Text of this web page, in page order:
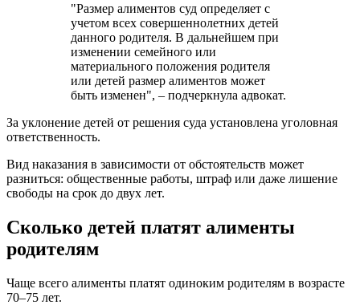
"Размер алиментов суд определяет с
учетом всех совершеннолетних детей
данного родителя. В дальнейшем при
изменении семейного или
материального положения родителя
или детей размер алиментов может
быть изменен", – подчеркнула адвокат.
За уклонение детей от решения суда установлена уголовная
ответственность.
Вид наказания в зависимости от обстоятельств может
разниться: общественные работы, штраф или даже лишение
свободы на срок до двух лет.
Сколько детей платят алименты
родителям
Чаще всего алименты платят одиноким родителям в возрасте
70–75 лет.